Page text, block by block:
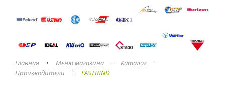
Главная Меню магазина
Каталог
Производители
FASTBIND